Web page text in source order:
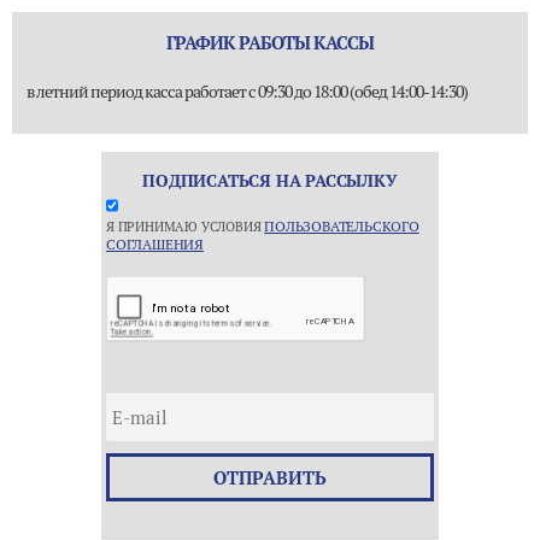
ГРАФИК РАБОТЫ КАССЫ
в летний период касса работает с 09:30 до 18:00 (обед 14:00-14:30)
ПОДПИСАТЬСЯ НА РАССЫЛКУ
Я ПРИНИМАЮ УСЛОВИЯПОЛЬЗОВАТЕЛЬСКОГО
СОГЛАШЕНИЯ
ОТПРАВИТЬ